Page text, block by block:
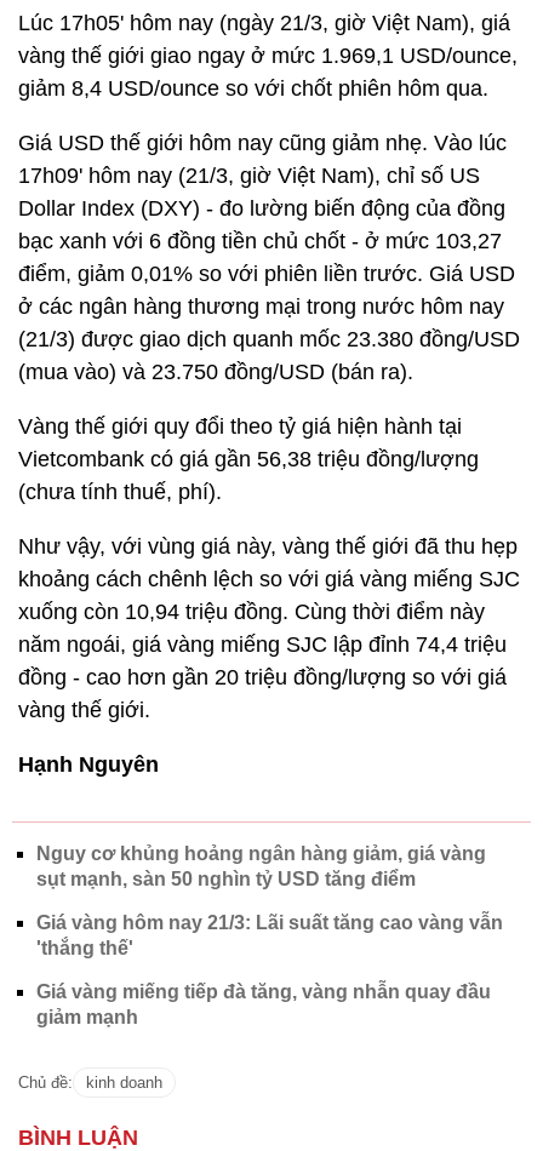
Lúc 17h05' hôm nay (ngày 21/3, giờ Việt Nam), giá
vàng thế giới giao ngay ở mức 1.969,1 USD/ounce,
giảm 8,4 USD/ounce so với chốt phiên hôm qua.
Giá USD thế giới hôm nay cũng giảm nhẹ. Vào lúc
17h09' hôm nay (21/3, giờ Việt Nam), chỉ số US
Dollar Index (DXY) - đo lường biến động của đồng
bạc xanh với 6 đồng tiền chủ chốt - ở mức 103,27
điểm, giảm 0,01% so với phiên liền trước. Giá USD
ở các ngân hàng thương mại trong nước hôm nay
(21/3) được giao dịch quanh mốc 23.380 đồng/USD
(mua vào) và 23.750 đồng/USD (bán ra).
Vàng thế giới quy đổi theo tỷ giá hiện hành tại
Vietcombank có giá gần 56,38 triệu đồng/lượng
(chưa tính thuế, phí).
Như vậy, với vùng giá này, vàng thế giới đã thu hẹp
khoảng cách chênh lệch so với giá vàng miếng SJC
xuống còn 10,94 triệu đồng. Cùng thời điểm này
năm ngoái, giá vàng miếng SJC lập đỉnh 74,4 triệu
đồng - cao hơn gần 20 triệu đồng/lượng so với giá
vàng thế giới.
Hạnh Nguyên
Nguy cơ khủng hoảng ngân hàng giảm, giá vàng
sụt mạnh, sàn 50 nghìn tỷ USD tăng điểm
Giá vàng hôm nay 21/3: Lãi suất tăng cao vàng vẫn
'thắng thế'
Giá vàng miếng tiếp đà tăng, vàng nhẫn quay đầu
giảm mạnh
Chủ đề: kinh doanh